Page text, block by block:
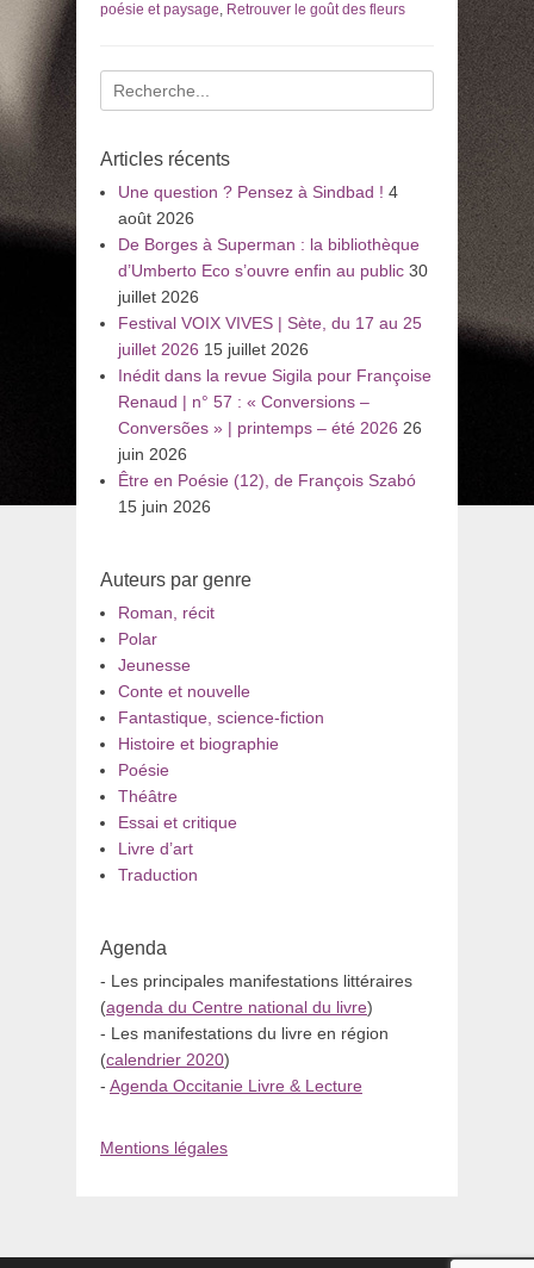
poésie et paysage, Retrouver le goût des fleurs
Recherche
pour
Articles récents
Une question ? Pensez à Sindbad ! 4
août 2026
De Borges à Superman : la bibliothèque
d’Umberto Eco s’ouvre enfin au public 30
juillet 2026
Festival VOIX VIVES | Sète, du 17 au 25
juillet 2026 15 juillet 2026
Inédit dans la revue Sigila pour Françoise
Renaud | n° 57 : « Conversions –
Conversões » | printemps – été 2026 26
juin 2026
Être en Poésie (12), de François Szabó
15 juin 2026
Auteurs par genre
Roman, récit
Polar
Jeunesse
Conte et nouvelle
Fantastique, science-fiction
Histoire et biographie
Poésie
Théâtre
Essai et critique
Livre d’art
Traduction
Agenda
- Les principales manifestations littéraires
(agenda du Centre national du livre)
- Les manifestations du livre en région
(calendrier 2020)
- Agenda Occitanie Livre & Lecture
Mentions légales